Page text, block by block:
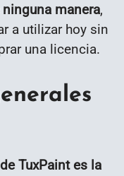
manera,
a utilizar hoy sin
una licencia.
TuxPaint es la